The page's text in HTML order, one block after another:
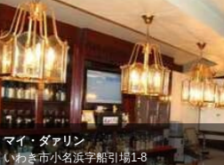
Love Berry
いわき市小名浜字中坪